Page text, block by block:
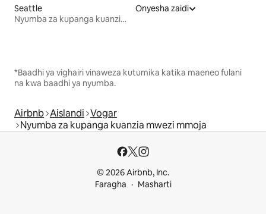
Seattle
Nyumba za kupanga kuanzia mwezi mmoja
Onyesha zaidi
*Baadhi ya vighairi vinaweza kutumika katika maeneo fulani
na kwa baadhi ya nyumba.
Airbnb Aislandi Vogar
Nyumba za kupanga kuanzia mwezi mmoja
© 2026 Airbnb, Inc.
Faragha
Masharti